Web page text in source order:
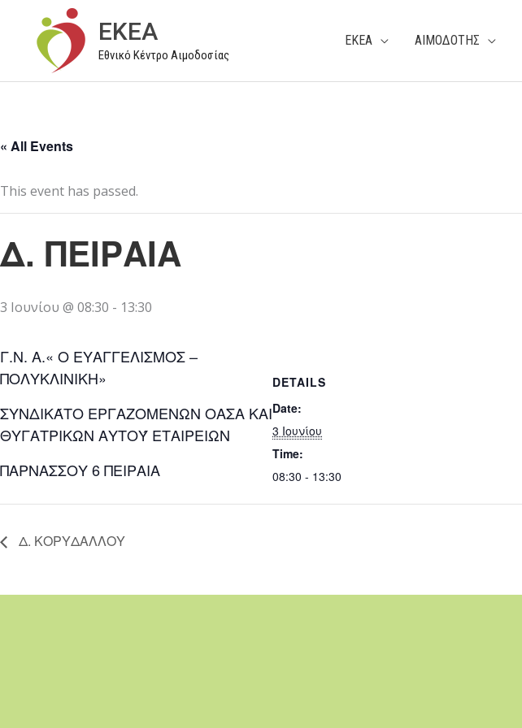
περιεχόμενο
EKEA
Εθνικό Κέντρο Αιμοδοσίας
ΕΚΕΑ ΑΙΜΟΔΟΤΗΣ
« All Events
This event has passed.
Δ. ΠΕΙΡΑΙΑ
3 Ιουνίου @ 08:30 - 13:30
Γ.Ν. Α.« Ο ΕΥΑΓΓΕΛΙΣΜΟΣ –
ΠΟΛΥΚΛΙΝΙΚΗ»
ΣΥΝΔΙΚΆΤΟ ΕΡΓΑΖΟΜΕΝΩΝ ΟΑΣΑ ΚΑΙ
ΘΥΓΑΤΡΙΚΩΝ ΑΥΤΟΎ ΕΤΑΙΡΕΙΩΝ
ΠΑΡΝΑΣΣΟΥ 6 ΠΕΙΡΑΙΑ
DETAILS
Date:
3 Ιουνίου
Time:
08:30 - 13:30
Δ. ΚΟΡΥΔΑΛΛΟΥ